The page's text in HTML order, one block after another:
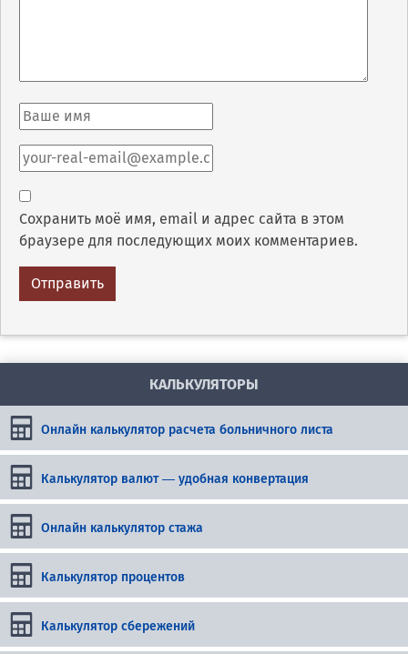
Сохранить моё имя, email и адрес сайта в этом
браузере для последующих моих комментариев.
КАЛЬКУЛЯТОРЫ
Онлайн калькулятор расчета больничного листа
Калькулятор валют — удобная конвертация
Онлайн калькулятор стажа
Калькулятор процентов
Калькулятор сбережений